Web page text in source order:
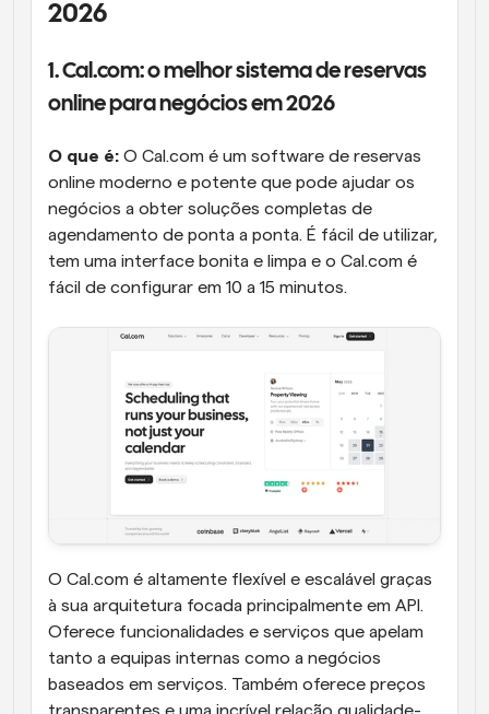
2026
1. Cal.com: o melhor sistema de reservas
online para negócios em 2026
O que é: O Cal.com é um software de reservas
online moderno e potente que pode ajudar os
negócios a obter soluções completas de
agendamento de ponta a ponta. É fácil de utilizar,
tem uma interface bonita e limpa e o Cal.com é
fácil de configurar em 10 a 15 minutos.
O Cal.com é altamente flexível e escalável graças
à sua arquitetura focada principalmente em API.
Oferece funcionalidades e serviços que apelam
tanto a equipas internas como a negócios
baseados em serviços. Também oferece preços